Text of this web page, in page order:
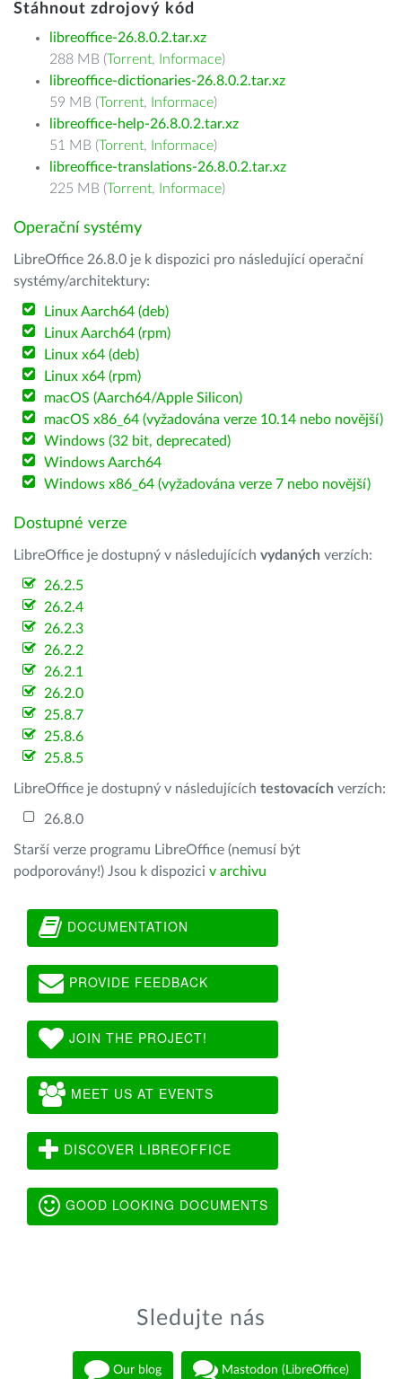
Stáhnout zdrojový kód
libreoffice-26.8.0.2.tar.xz
288 MB (Torrent, Informace)
libreoffice-dictionaries-26.8.0.2.tar.xz
59 MB (Torrent, Informace)
libreoffice-help-26.8.0.2.tar.xz
51 MB (Torrent, Informace)
libreoffice-translations-26.8.0.2.tar.xz
225 MB (Torrent, Informace)
Operační systémy
LibreOffice 26.8.0 je k dispozici pro následující operační
systémy/architektury:
Linux Aarch64 (deb)
Linux Aarch64 (rpm)
Linux x64 (deb)
Linux x64 (rpm)
macOS (Aarch64/Apple Silicon)
macOS x86_64 (vyžadována verze 10.14 nebo novější)
Windows (32 bit, deprecated)
Windows Aarch64
Windows x86_64 (vyžadována verze 7 nebo novější)
Dostupné verze
LibreOffice je dostupný v následujících vydaných verzích:
26.2.5
26.2.4
26.2.3
26.2.2
26.2.1
26.2.0
25.8.7
25.8.6
25.8.5
LibreOffice je dostupný v následujících testovacích verzích:
26.8.0
Starší verze programu LibreOffice (nemusí být
podporovány!) Jsou k dispozici v archivu
DOCUMENTATION
PROVIDE FEEDBACK
JOIN THE PROJECT!
MEET US AT EVENTS
DISCOVER LIBREOFFICE
GOOD LOOKING DOCUMENTS
Sledujte nás
Our blog Mastodon (LibreOffice)